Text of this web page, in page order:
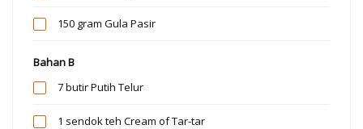
150 gram Gula Pasir
Bahan B
7 butirPutih Telur
1 sendok teh Cream of Tar-tar